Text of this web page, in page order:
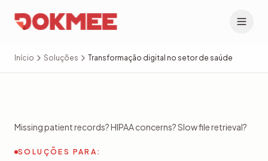
Início Soluções Transformação digital no setor de saúde
Missing patient records? HIPAA concerns? Slow file retrieval?
SOLUÇÕES PARA: